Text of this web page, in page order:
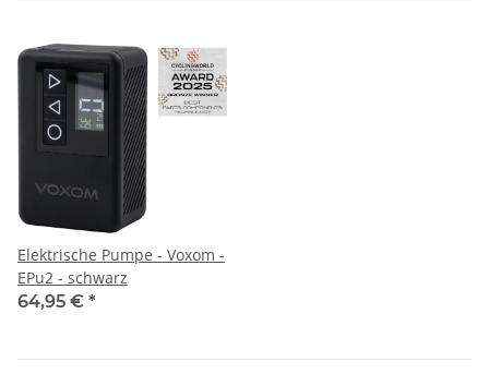
Elektrische Pumpe - Voxom -
EPu2 - schwarz
64,95 € *